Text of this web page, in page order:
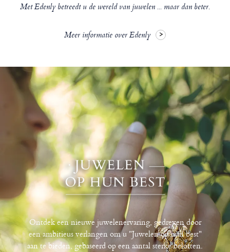
Met Edenly betreedt u de wereld van juwelen ... maar dan beter.
Meer informatie over Edenly
Ontdek een nieuwe juwelenervaring, gedreven door
een ambitieus verlangen om u "Juwelen op hun best"
aan te bieden, gebaseerd op een aantal sterke beloften.